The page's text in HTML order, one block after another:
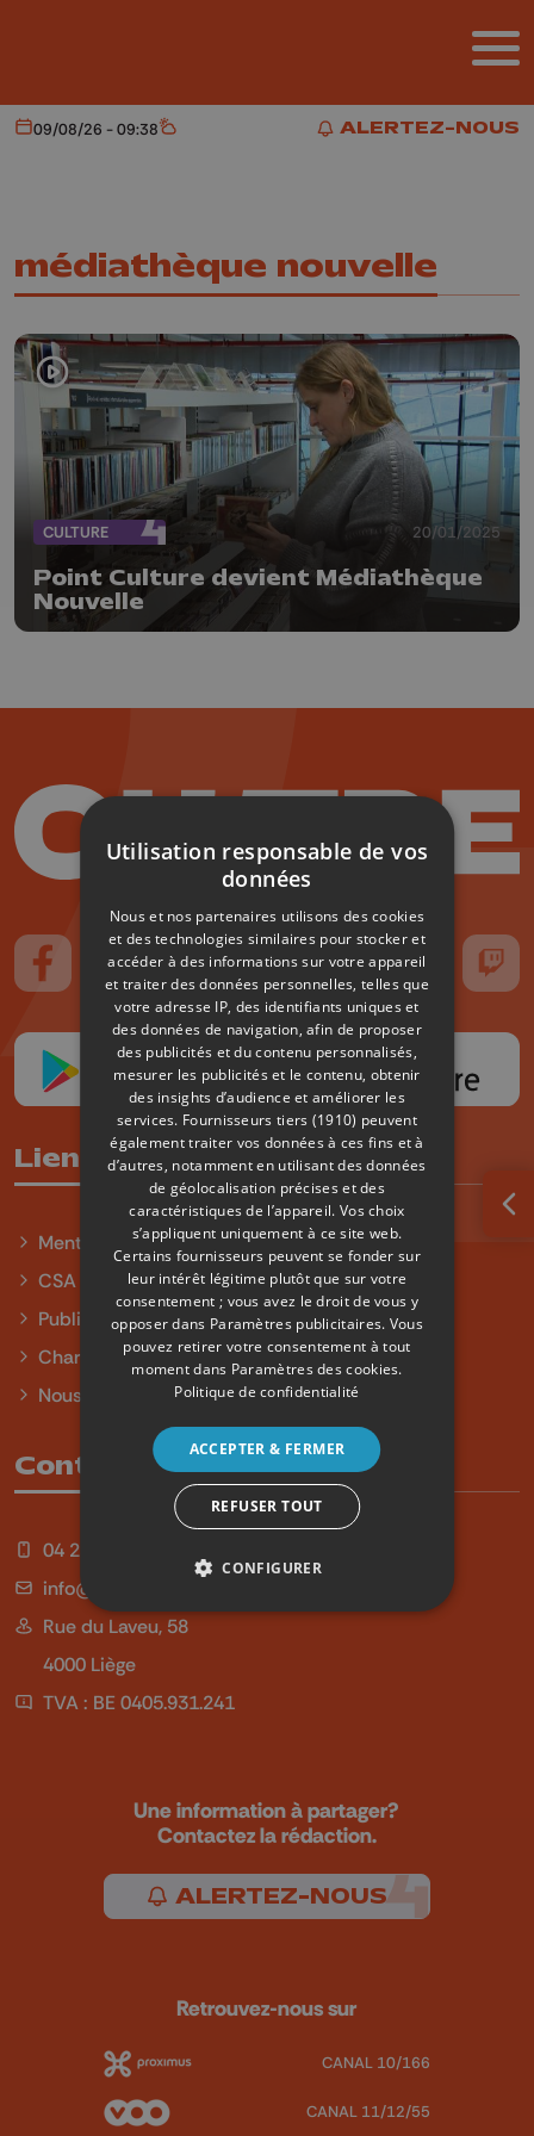
ALERTEZ-NOUS
ALERTEZ-NOUS
Aujourd'hui
09/08/26 - 09:38 Météo
médiathèque nouvelle
CULTURE 20/01/2025
Point Culture devient Médiathèque
Nouvelle
Suivez-nous sur FaceBook
Suivez-nous sur Instagram
Suivez-nous sur TikTokSuivez-nous sur YouTube
Suivez-nous
Liens utiles
Mentions légales
CSA
Publicité
Charte sur l'égalité et la diversité
Nous contacter
Contact
04 254 99 99
info@qu4tre.be
Rue du Laveu, 58
4000 Liège
TVA : BE 0405.931.241
Une information à partager?
Contactez la rédaction.
ALERTEZ-NOUS
Retrouvez-nous sur
CANAL 10/166
CANAL 11/12/55
Utilisation responsable de vos
données
Nous et nos partenaires utilisons des cookies
et des technologies similaires pour stocker et
accéder à des informations sur votre appareil
et traiter des données personnelles, telles que
votre adresse IP, des identifiants uniques et
des données de navigation, afin de proposer
des publicités et du contenu personnalisés,
mesurer les publicités et le contenu, obtenir
des insights d’audience et améliorer les
services. Fournisseurs tiers (1910) peuvent
également traiter vos données à ces fins et à
d’autres, notamment en utilisant des données
de géolocalisation précises et des
caractéristiques de l’appareil. Vos choix
s’appliquent uniquement à ce site web.
Certains fournisseurs peuvent se fonder sur
leur intérêt légitime plutôt que sur votre
consentement ; vous avez le droit de vous y
opposer dans Paramètres publicitaires. Vous
pouvez retirer votre consentement à tout
moment dans Paramètres des cookies.
Politique de confidentialité
ACCEPTER & FERMER
REFUSER TOUT
CONFIGURER